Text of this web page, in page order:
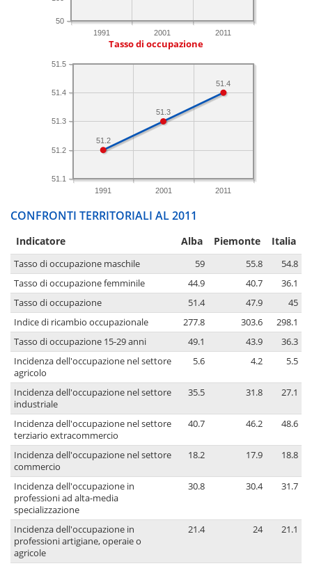
1991 2001 2011
50
Tasso di occupazione
1991 2001 2011
51.1
51.2
51.3
51.4
51.5
51.4
51.3
51.2
CONFRONTI TERRITORIALI AL 2011
Indicatore Alba Piemonte Italia
Tasso di occupazione maschile 59 55.8
54.8
Tasso di occupazione femminile
44.9 40.7
36.1
Tasso di occupazione
51.4 47.9
45
Indice di ricambio occupazionale
277.8 303.6
298.1
Tasso di occupazione 15-29 anni
49.1 43.9
36.3
Incidenza dell'occupazione nel settore
agricolo
5.6 4.2 5.5
Incidenza dell'occupazione nel settore
industriale
35.5 31.8 27.1
Incidenza dell'occupazione nel settore
terziario extracommercio
40.7 46.2 48.6
Incidenza dell'occupazione nel settore
commercio
18.2 17.9 18.8
Incidenza dell'occupazione in
professioni ad alta-media
specializzazione
30.8 30.4 31.7
Incidenza dell'occupazione in
professioni artigiane, operaie o
agricole
21.4 24 21.1